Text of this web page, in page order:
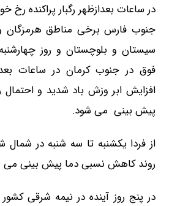
در ساعات بعدازظهر رگبار پراکنده رخ
جنوب فارس برخی مناطق هرمزگان
سیستان و بلوچستان و روز
فوق در جنوب کرمان در ساعات
افزایش ابر وزش باد شدید و احتمال
پیش بینی می شود.
از فردا یکشنبه تا سه شنبه در
روند کاهش نسبی دما پیش بینی می
در پنج روز آینده در نیمه شرقی